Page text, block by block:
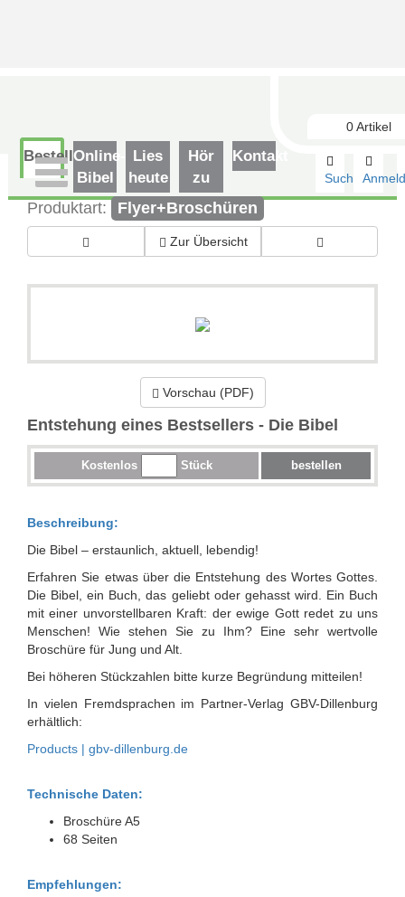
0Artikel
Bestellshop
Online-
Bibel
Lies
heute
Hör
zu
Kontakt
Suchen
Produktart: Flyer+Broschüren
Zur Übersicht
Vorschau (PDF)
Entstehung eines Bestsellers - Die Bibel
Kostenlos Stück bestellen
Beschreibung:
Die Bibel – erstaunlich, aktuell, lebendig!
Erfahren Sie etwas über die Entstehung des Wortes Gottes.
Die Bibel, ein Buch, das geliebt oder gehasst wird. Ein Buch
mit einer unvorstellbaren Kraft: der ewige Gott redet zu uns
Menschen! Wie stehen Sie zu Ihm? Eine sehr wertvolle
Broschüre für Jung und Alt.
Bei höheren Stückzahlen bitte kurze Begründung mitteilen!
In vielen Fremdsprachen im Partner-Verlag GBV-Dillenburg
erhältlich:
Products | gbv-dillenburg.de
Technische Daten:
Broschüre A5
68 Seiten
Empfehlungen: